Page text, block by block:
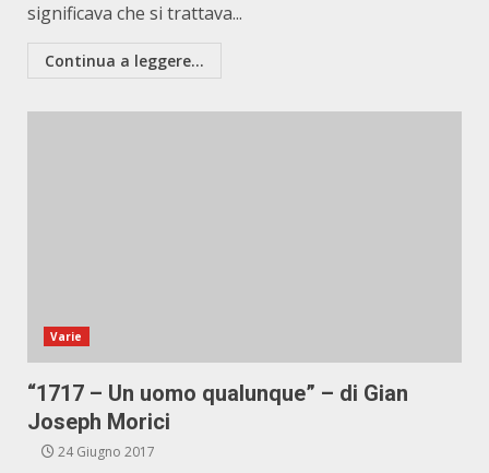
significava che si trattava...
Continua a leggere...
Varie
“1717 – Un uomo qualunque” – di Gian
Joseph Morici
24 Giugno 2017